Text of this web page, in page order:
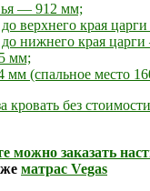
— 912 мм;
верхнего края
нижнего края
мм;
(спальное место
кровать без
можно заказать
матрас Vegas